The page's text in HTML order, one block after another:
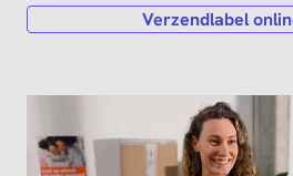
Verzendlabel